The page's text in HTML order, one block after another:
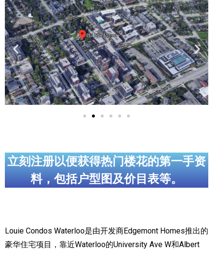
实用链接
加拿大房地产网站
大多伦多教育网站
大多伦多医疗机构
加拿大银行贷款机构
地产杂谈
走近加拿大
加拿大的历史文化
加拿大社会保险系统
立刻注册以便获得热门楼花的第一手资
料，包括户型图及价目表等。
Louie Condos Waterloo是由开发商Edgemont Homes推出的
豪华住宅项目，靠近Waterloo的University Ave W和Albert